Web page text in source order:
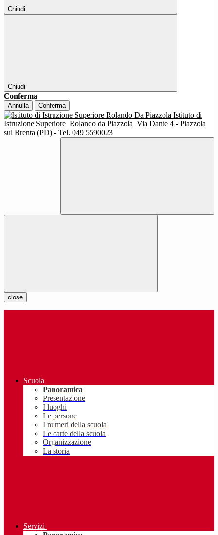
Chiudi
Chiudi
Conferma
Annulla Conferma
Istituto di
Istruzione Superiore Rolando da Piazzola Via Dante 4 - Piazzola
sul Brenta (PD) - Tel. 049 5590023
close
Scuola
Panoramica
Presentazione
I luoghi
Le persone
I numeri della scuola
Le carte della scuola
Organizzazione
La storia
Servizi